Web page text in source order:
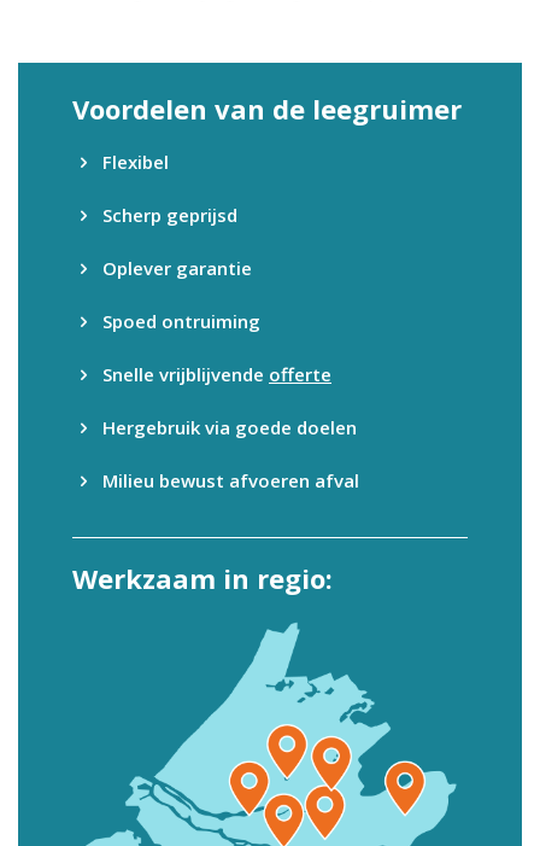
Voordelen van de leegruimer
Flexibel
Scherp geprijsd
Oplever garantie
Spoed ontruiming
Snelle vrijblijvende offerte
Hergebruik via goede doelen
Milieu bewust afvoeren afval
Werkzaam in regio: